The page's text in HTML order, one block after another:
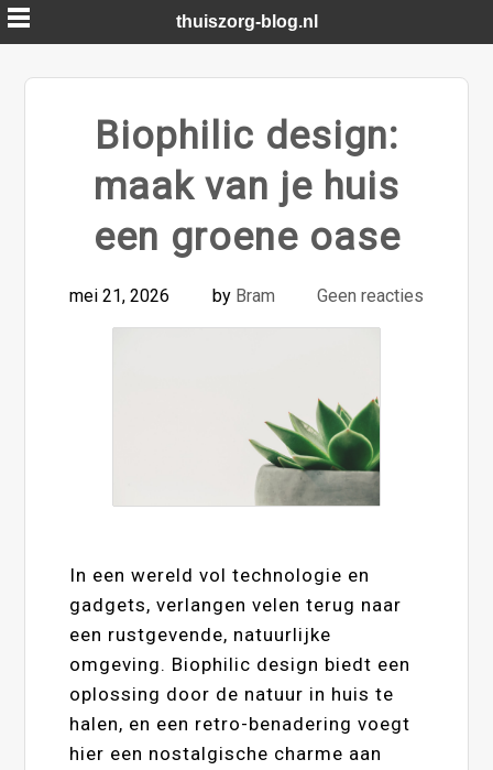
Skip
to
content
thuiszorg-blog.nl
Biophilic design:
maak van je huis
een groene oase
mei 21, 2026 by Bram Geen reacties
In een wereld vol technologie en
gadgets, verlangen velen terug naar
een rustgevende, natuurlijke
omgeving. Biophilic design biedt een
oplossing door de natuur in huis te
halen, en een retro-benadering voegt
hier een nostalgische charme aan